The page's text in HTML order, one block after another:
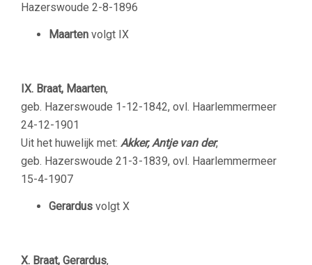
Hazerswoude 2-8-1896
Maarten volgt IX
IX. Braat, Maarten,
geb. Hazerswoude 1-12-1842, ovl. Haarlemmermeer
24-12-1901
Uit het huwelijk met: Akker, Antje van der,
geb. Hazerswoude 21-3-1839, ovl. Haarlemmermeer
15-4-1907
Gerardus volgt X
X. Braat, Gerardus,